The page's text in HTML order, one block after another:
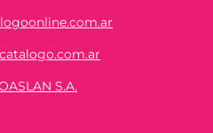
S.A.